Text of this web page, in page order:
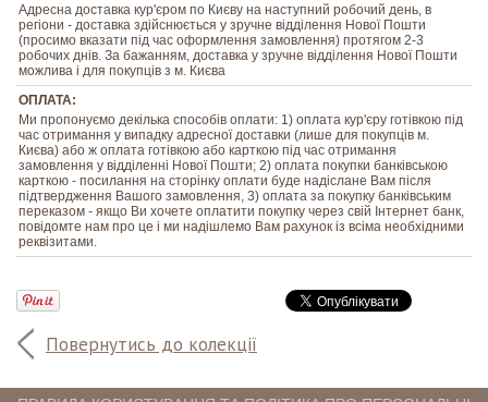
Повернутись до колекції
Адресна доставка кур'єром по Києву на наступний робочий день, в
регіони - доставка здійснюється у зручне відділення Нової Пошти
(просимо вказати під час оформлення замовлення) протягом 2-3
робочих днів. За бажанням, доставка у зручне відділення Нової Пошти
можлива і для покупців з м. Києва
ОПЛАТА:
Ми пропонуємо декілька способів оплати: 1) оплата кур'єру готівкою під
час отримання у випадку адресної доставки (лише для покупців м.
Києва) або ж оплата готівкою або карткою під час отримання
замовлення у відділенні Нової Пошти; 2) оплата покупки банківською
карткою - посилання на сторінку оплати буде надіслане Вам після
підтвердження Вашого замовлення, 3) оплата за покупку банківським
переказом - якщо Ви хочете оплатити покупку через свій Інтернет банк,
повідомте нам про це і ми надішлемо Вам рахунок із всіма необхідними
реквізитами.